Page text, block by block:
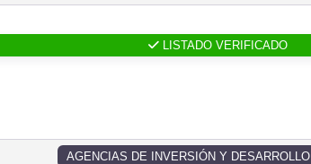
LISTADO VERIFICADO
AGENCIAS DE INVERSIÓN Y DESARROLLO